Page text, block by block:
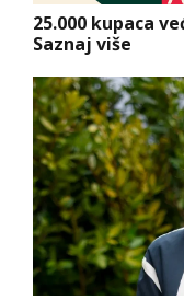
25.000 kupaca
Saznaj više